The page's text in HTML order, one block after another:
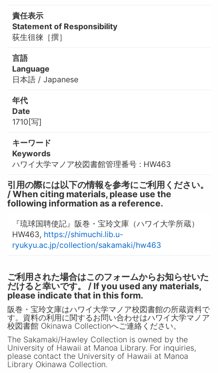
責任表示
Statement of Responsibility
荻生徂徠［撰］
言語
Language
日本語 / Japanese
年代
Date
1710[写]
キーワード
Keywords
ハワイ大学マノア校図書館管理番号 : HW463
引用の際には以下の情報を参考にご利用ください。
/ When citing materials, please use the
following information as a reference.
『琉球国聘使記』阪巻・宝玲文庫（ハワイ大学所蔵）
HW463, https://shimuchi.lib.u-
ryukyu.ac.jp/collection/sakamaki/hw463
ご利用された場合はこのフォームからお知らせいた
だけると幸いです。 / If you used any materials,
please indicate that in this form.
阪巻・宝玲文庫はハワイ大学マノア校図書館の所蔵資料で
す。資料の利用に関するお問い合わせはハワイ大学マノア
校図書館 Okinawa Collectionへご連絡ください。
The Sakamaki/Hawley Collection is owned by the
University of Hawaii at Manoa Library. For inquiries,
please contact the University of Hawaii at Manoa
Library Okinawa Collection.